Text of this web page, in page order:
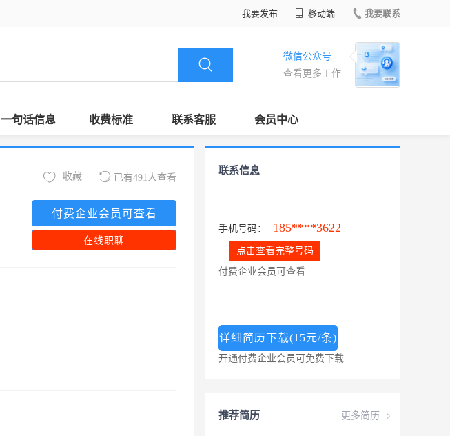
我要发布 移动端 我要联系
微信公众号
查看更多工作
一句话信息 收费标准 联系客服 会员中心
已有491人查看
收藏
付费企业会员可查看
在线职聊
联系信息
手机号码： 185****3622
点击查看完整号码
付费企业会员可查看
详细简历下载(15元/条)
开通付费企业会员可免费下载
更多简历
推荐简历